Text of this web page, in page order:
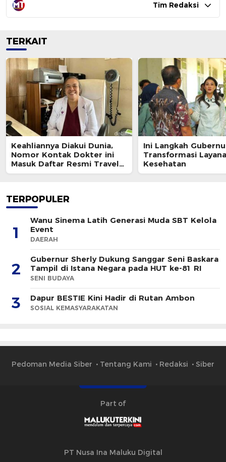
Tim Redaksi
TERKAIT
Keahliannya Diakui Dunia,
Nomor Kontak Dokter ini
Masuk Daftar Resmi Travel
Agent Eropa
Ini Langkah
Transformasi
Kesehatan
TERPOPULER
1
Wanu Sinema Latih Generasi Muda SBT Kelola
Event
DAERAH
2
Gubernur Sherly Dukung Sanggar Seni Baskara
Tampil di Istana Negara pada HUT ke-81 RI
SENI BUDAYA
3 Dapur BESTIE Kini Hadir di Rutan Ambon
SOSIAL KEMASYARAKATAN
Pedoman Media Siber Tentang Kami Redaksi Siber
Part of
PT Nusa Ina Maluku Digital